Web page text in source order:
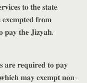
𝐭𝐨 𝐭𝐡𝐞 𝐬𝐭𝐚𝐭𝐞.
𝐞𝐱𝐞𝐦𝐩𝐭𝐞𝐝 𝐟𝐫𝐨𝐦
𝐩𝐚𝐲 𝐭𝐡𝐞 𝐉𝐢𝐳𝐲𝐚𝐡.
𝐚𝐫𝐞 𝐫𝐞𝐪𝐮𝐢𝐫𝐞𝐝 𝐭𝐨 𝐩𝐚𝐲
𝐰𝐡𝐢𝐜𝐡 𝐦𝐚𝐲 𝐞𝐱𝐞𝐦𝐩𝐭 𝐧𝐨𝐧-